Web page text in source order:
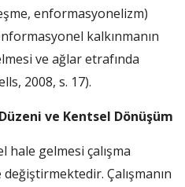
enformasyonelizm)
kalkınmanın
ve ağlar etrafında
2008, s. 17).
ve Kentsel Dönüşüm
gelmesi çalışma
Çalışmanın